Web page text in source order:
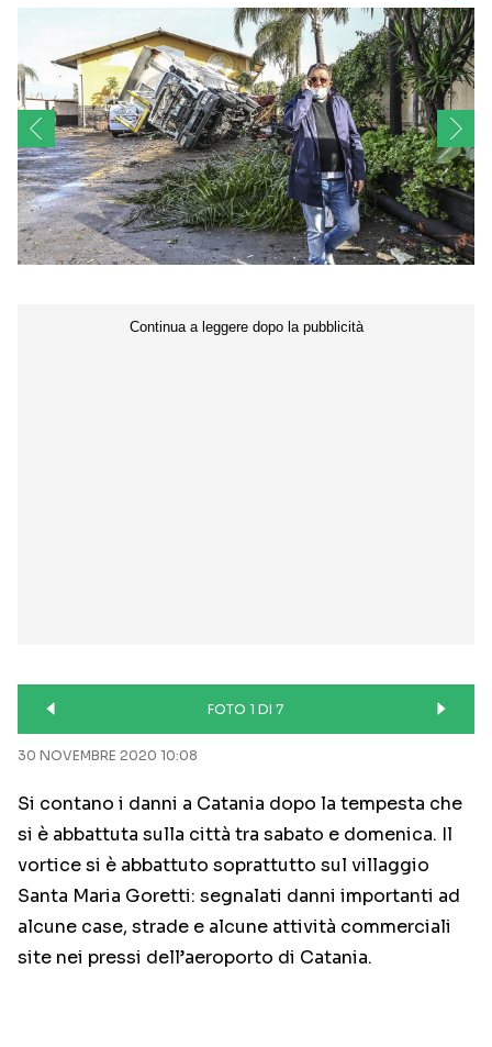
FOTO 1 DI 7
30 NOVEMBRE 2020 10:08
Si contano i danni a Catania dopo la tempesta che
si è abbattuta sulla città tra sabato e domenica. Il
vortice si è abbattuto soprattutto sul villaggio
Santa Maria Goretti: segnalati danni importanti ad
alcune case, strade e alcune attività commerciali
site nei pressi dell’aeroporto di Catania.